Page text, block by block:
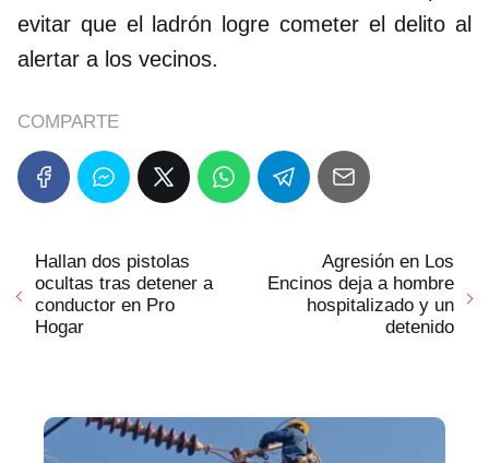
evitar que el ladrón logre cometer el delito al
alertar a los vecinos.
COMPARTE
Hallan dos pistolas
ocultas tras detener a
conductor en Pro
Hogar
Agresión en Los
Encinos deja a hombre
hospitalizado y un
detenido